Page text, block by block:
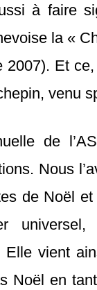
à faire
la «
2007). Et
venu
de
Nous
de Noël
Elle vient
Noël en